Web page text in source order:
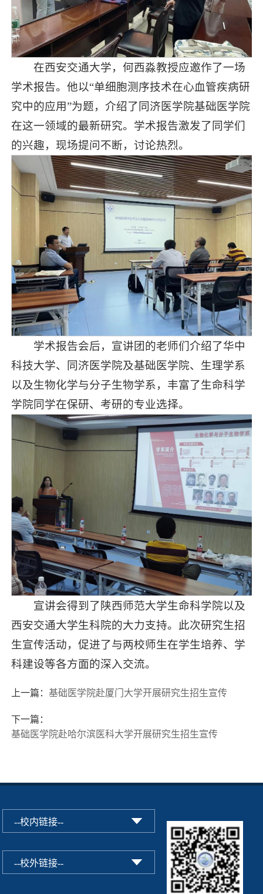
在西安交通大学，何西淼教授应邀作了一场
学术报告。他以“单细胞测序技术在心血管疾病研
究中的应用”为题，介绍了同济医学院基础医学院
在这一领域的最新研究。学术报告激发了同学们
的兴趣，现场提问不断，讨论热烈。
学术报告会后，宣讲团的老师们介绍了华中
科技大学、同济医学院及基础医学院、生理学系
以及生物化学与分子生物学系，丰富了生命科学
学院同学在保研、考研的专业选择。
宣讲会得到了陕西师范大学生命科学院以及
西安交通大学生科院的大力支持。此次研究生招
生宣传活动，促进了与两校师生在学生培养、学
科建设等各方面的深入交流。
上一篇：基础医学院赴厦门大学开展研究生招生宣传
下一篇：
基础医学院赴哈尔滨医科大学开展研究生招生宣传